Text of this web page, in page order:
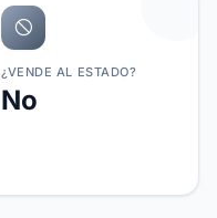
¿VENDE AL ESTADO?
No